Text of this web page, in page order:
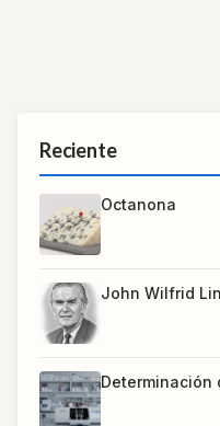
Reciente
Octanona
John Wilfrid
Determinación